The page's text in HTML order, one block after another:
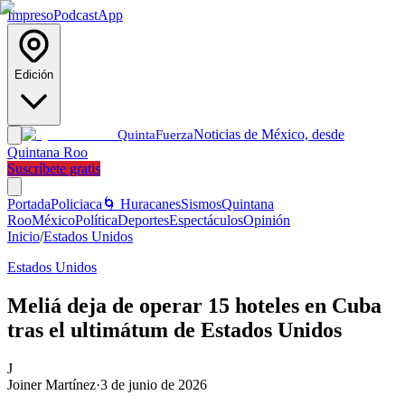
ImpresoPodcastApp
Edición
QuintaFuerzaNoticias de México, desde
Quintana Roo
Suscríbete gratis
PortadaPoliciaca 🌀 HuracanesSismosQuintana
RooMéxicoPolíticaDeportesEspectáculosOpinión
Inicio/Estados Unidos
Estados Unidos
Meliá deja de operar 15 hoteles en Cuba
tras el ultimátum de Estados Unidos
J
Joiner Martínez·3 de junio de 2026